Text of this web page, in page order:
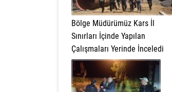
Bölge Müdürümüz Kars İl
Sınırları İçinde Yapılan
Çalışmaları Yerinde İnceledi